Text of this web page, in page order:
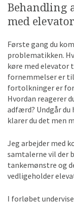
Behandling
med elevator
Første gang du
problematikken.
køre med elevator
fornemmelser er
fortolkninger er
Hvordan reagerer
adfærd? Undgår
klarer du det men
Jeg arbejder med
samtalerne vil der
tankemønstre og
vedligeholder
I forløbet